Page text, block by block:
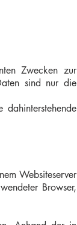
Zwecken zur
sind nur die
Websiteserver
Browser,